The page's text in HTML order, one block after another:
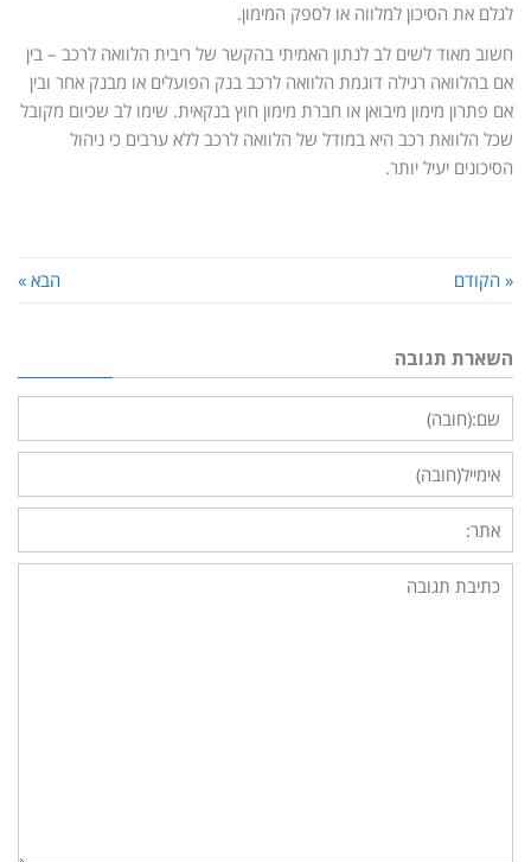
לגלם את הסיכון למלווה או לספק המימון.
חשוב מאוד לשים לב לנתון האמיתי בהקשר של ריבית הלוואה לרכב – בין
אם בהלוואה רגילה דוגמת הלוואה לרכב בנק הפועלים או מבנק אחר ובין
אם פתרון מימון מיבואן או חברת מימון חוץ בנקאית. שימו לב שכיום מקובל
שכל הלוואת רכב היא במודל של הלוואה לרכב ללא ערבים כי ניהול
הסיכונים יעיל יותר.
« הקודם הבא »
השארת תגובה